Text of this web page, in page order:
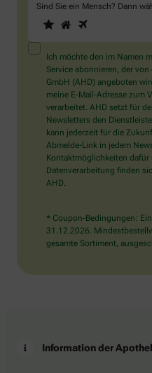
Sind Sie ein Mensch? Dann
Sind
Sie
ein
Mensch?
Dann
wählen
Sie
bitte
das
Haus.
1 2
Ich möchte den im Namen
Service abonnieren, der
GmbH (AHD) angeboten
meine E-Mail-Adresse zum
verarbeitet. AHD setzt für
Newsletters den
kann jederzeit für die
Abmelde-Link in jedem
Kontaktmöglichkeiten
Datenverarbeitung finden
AHD.
* Coupon-Bedingungen:
31.12.2026.
gesamte Sortiment,
Information der